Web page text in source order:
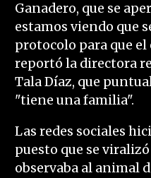
Ganadero, que se
estamos viendo que
protocolo para que el
reportó la directora
Tala Díaz, que
"tiene una familia".
Las redes sociales
puesto que se
observaba al animal